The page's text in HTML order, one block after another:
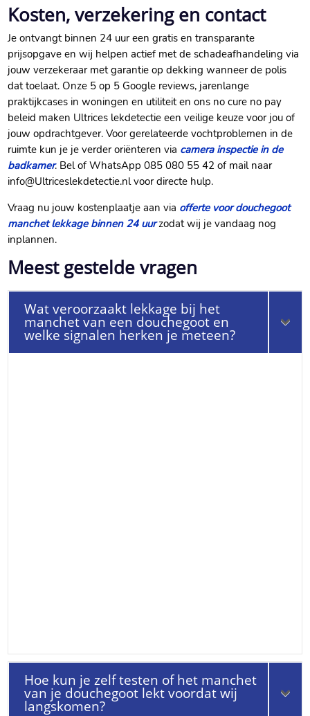
Kosten, verzekering en contact
Je ontvangt binnen 24 uur een gratis en transparante
prijsopgave en wij helpen actief met de schadeafhandeling via
jouw verzekeraar met garantie op dekking wanneer de polis
dat toelaat.​ Onze 5 op 5 Google reviews, jarenlange
praktijkcases in woningen en utiliteit en ons no cure no pay
beleid maken Ultrices lekdetectie een veilige keuze voor jou of
jouw opdrachtgever.​ Voor gerelateerde vochtproblemen in de
ruimte kun je je verder oriënteren via camera inspectie in de
badkamer.​ Bel of WhatsApp 085 080 55 42 of mail naar
info@Ultriceslekdetectie.​nl voor directe hulp.​
Vraag nu jouw kostenplaatje aan via offerte voor douchegoot
manchet lekkage binnen 24 uurzodat wij je vandaag nog
inplannen.​
Meest gestelde vragen
Wat veroorzaakt lekkage bij het
manchet van een douchegoot en
welke signalen herken je meteen?
Hoe kun je zelf testen of het manchet
van je douchegoot lekt voordat wij
langskomen?